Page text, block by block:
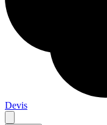
Devis